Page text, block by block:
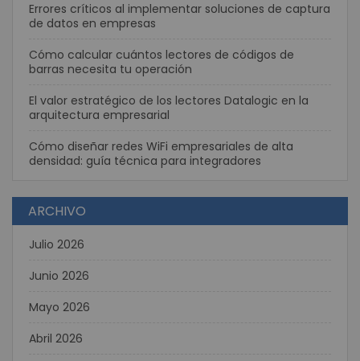
Errores críticos al implementar soluciones de captura
de datos en empresas
Cómo calcular cuántos lectores de códigos de
barras necesita tu operación
El valor estratégico de los lectores Datalogic en la
arquitectura empresarial
Cómo diseñar redes WiFi empresariales de alta
densidad: guía técnica para integradores
ARCHIVO
Julio 2026
Junio 2026
Mayo 2026
Abril 2026